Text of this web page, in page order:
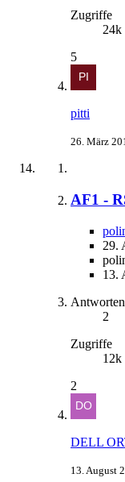
Zugriffe
24k
5
pitti
26. März
AF1 -
29.
13.
Antworten
2
Zugriffe
12k
2
DELL
13. August